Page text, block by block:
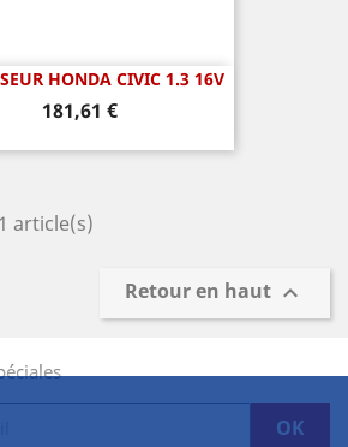
HONDA CIVIC 1.3 16V
Prix
181,61 €
article(s)
Retour en haut 